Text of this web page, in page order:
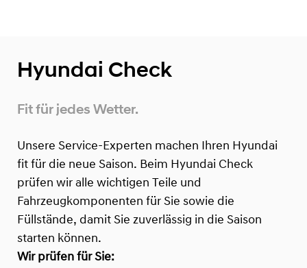
Hyundai Check
Fit für jedes Wetter.
Unsere Service-Experten machen Ihren Hyundai
fit für die neue Saison. Beim Hyundai Check
prüfen wir alle wichtigen Teile und
Fahrzeugkomponenten für Sie sowie die
Füllstände, damit Sie zuverlässig in die Saison
starten können.
Wir prüfen für Sie: